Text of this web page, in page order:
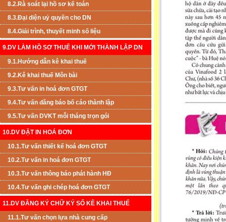
8.2.Rà soát lại hồ sơ kế toán
8.3.Đại diện uỷ quyền cho DN
8.4.Giải trình, thuyết minh số liệu
9.DV LÀM HỒ SƠ THUẾ KHI MỚI THÀNH LẬP DN
9.1.Hướng dẫn kê khai thuế
9.2.Kê khai thuế Môn bài
9.3.Tư vấn in hoá đơn GTGT
9.4.Tư vấn đăng báo bố cáo thành lập
9.5.Tư vấn DVKT mỗi tháng trọn gói
10.DV ĐẶT IN HOÁ ĐƠN
10.1.Tư vấn thiết kế hoá đơn GTGT
10.2.Tư vấn in hoá đơn GTGT
10.3.Tư vấn thông báo phát hành HĐ
10.4.Tư vấn ghi chép hoá đơn GTGT
11.DV ĐĂNG KÝ CHỮ KÝ SỐ KÊ KHAI THUẾ
11.1.Tư vấn chọn lựa nhà cung cấp